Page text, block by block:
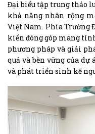
Đại biểu tập trung thảo
khả năng nhân rộng
Việt Nam. Phía Trường
kiến đóng góp mang
phương pháp và giải
quả và bền vững của
và phát triển sinh kế